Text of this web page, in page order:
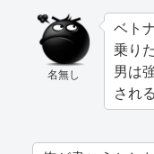
名無し
ベト
乗り
男は
され